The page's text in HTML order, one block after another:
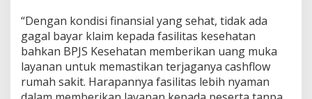
“Dengan kondisi finansial yang sehat, tidak ada
gagal bayar klaim kepada fasilitas kesehatan
bahkan BPJS Kesehatan memberikan uang muka
layanan untuk memastikan terjaganya cashflow
rumah sakit. Harapannya fasilitas lebih nyaman